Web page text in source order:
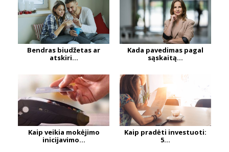
Bendras biudžetas ar
atskiri...
Kada pavedimas pagal
sąskaitą...
Kaip veikia mokėjimo
inicijavimo...
Kaip pradėti investuoti:
5...